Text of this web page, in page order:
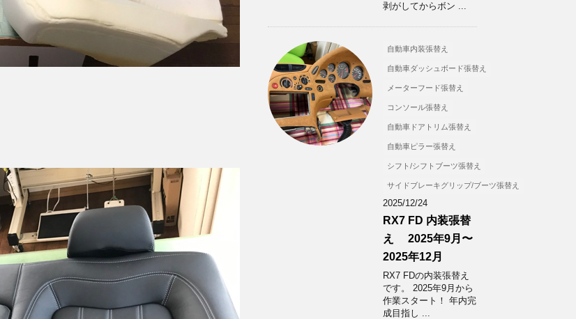
剥がしてからボン ...
自動車内装張替え
自動車ダッシュボード張替え
メーターフード張替え
コンソール張替え
自動車ドアトリム張替え
自動車ピラー張替え
シフト/シフトブーツ張替え
サイドブレーキグリップ/ブーツ張替え
2025/12/24
RX7 FD 内装張替
え 2025年9月〜
2025年12月
RX7 FDの内装張替え
です。 2025年9月から
作業スタート！ 年内完
成目指し ...